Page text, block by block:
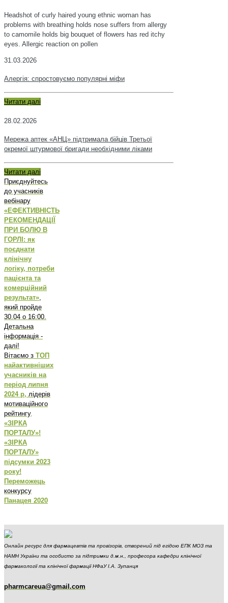
Headshot of curly haired young ethnic woman has
problems with breathing holds nose suffers from allergy
to camomile holds big bouquet of flowers has red itchy
eyes. Allergic reaction on pollen
31.03.2026
Алергія: спростовуємо популярні міфи
Читати далі
28.02.2026
Мережа аптек «АНЦ» підтримала бійців Третьої
окремої штурмової бригади необхідними ліками
Читати далі
Приєднуйтесь
до учасників
вебінару
«ЕФЕКТИВНІСТЬ
РЕКОМЕНДАЦІЇ
ПРИ БОЛЮ В
ГОРЛІ: як
поєднати
клінічну
логіку, потреби
пацієнта та
комерційний
результат»
який пройде
30.04 о 16:00.
Детальна
інформація -
далі!
Вітаємо з ТОП
найактивніших
учасників на
період липня
2024 р, лідерів
мотиваційного
рейтингу,
«ЗІРКА
ПОРТАЛУ»!
«ЗІРКА
ПОРТАЛУ»
підсумки 2023
року!
Переможець
конкурсу
Панацея 2020
Онлайн ресурс для фармацевтів та провізорів, створений під егідою ЕПК МОЗ та
НАМН України та особисто за підтримки д.м.н., професора кафедри клінічної
фармакології та клінічної фармації НФаУ І.А. Зупанця
pharmcareua@gmail.com